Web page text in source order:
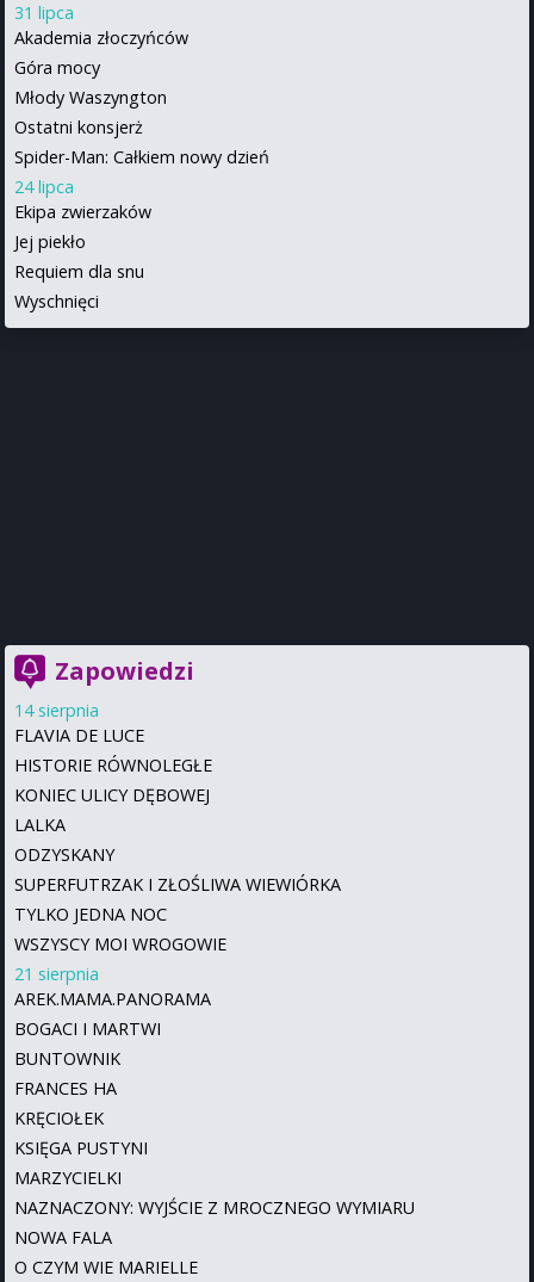
31 lipca
Akademia złoczyńców
Góra mocy
Młody Waszyngton
Ostatni konsjerż
Spider-Man: Całkiem nowy dzień
24 lipca
Ekipa zwierzaków
Jej piekło
Requiem dla snu
Wyschnięci
Zapowiedzi
14 sierpnia
FLAVIA DE LUCE
HISTORIE RÓWNOLEGŁE
KONIEC ULICY DĘBOWEJ
LALKA
ODZYSKANY
SUPERFUTRZAK I ZŁOŚLIWA WIEWIÓRKA
TYLKO JEDNA NOC
WSZYSCY MOI WROGOWIE
21 sierpnia
AREK.MAMA.PANORAMA
BOGACI I MARTWI
BUNTOWNIK
FRANCES HA
KRĘCIOŁEK
KSIĘGA PUSTYNI
MARZYCIELKI
NAZNACZONY: WYJŚCIE Z MROCZNEGO WYMIARU
NOWA FALA
O CZYM WIE MARIELLE